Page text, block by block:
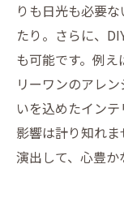
りも日光も必要
たり。さらに、
も可能です。例
リーワンのアレ
いを込めたイン
影響は計り知れ
演出して、心豊か